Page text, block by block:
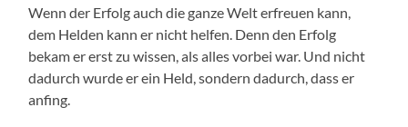
Wenn der Erfolg auch die ganze Welt erfreuen kann,
dem Helden kann er nicht helfen. Denn den Erfolg
bekam er erst zu wissen, als alles vorbei war. Und nicht
dadurch wurde er ein Held, sondern dadurch, dass er
anfing.